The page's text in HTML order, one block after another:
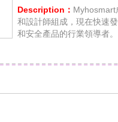
Description：
和設計師組成，現在快速
和安全產品的行業領導者。